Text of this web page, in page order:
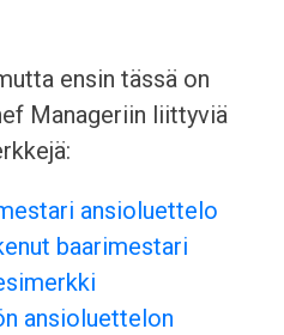
ensin tässä on
Manageriin liittyviä
ansioluettelo
baarimestari
ansioluettelon